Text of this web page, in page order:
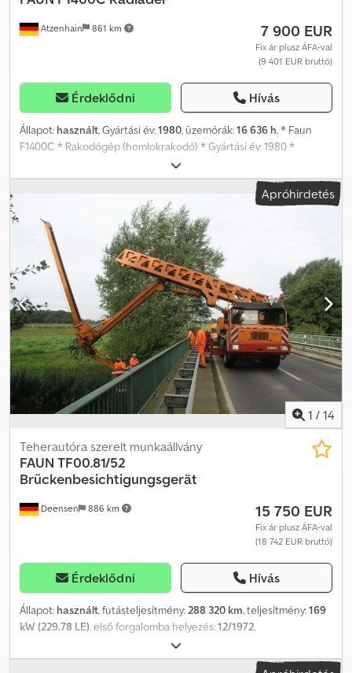
Atzenhain 861 km 7 900 EUR
Fix ár plusz ÁFA-val
(9 401 EUR bruttó)
Érdeklődni Hívás
Állapot: használt, Gyártási év:1980, üzemórák:16 636 h, * Faun
F1400C * Rakodógép (homlokrakodó) * Gyártási év: 1980 *
Üzemóra: 16 636 * Teljes szélesség: 2 600 mm, magasság: 3 400
mm, hosszúság: 7 500 mm * Gumik: nagyon jó állapotban * Azonnal
elérhető * Az adatok pontatlanságáért felelősséget nem vállalunk.
Kérdése van? Forduljon hozzánk gyors tanácsadásért, akár
közvetlenül WhatsApp-on is elérhetők vagyunk! Szolgáltatásaink:
Nettó értékesítés EU-s cégek részére érvényes EU-s adószám
(VAT szám) esetén, illetve harmadik országbeli ügyfeleknek. Lízing
és finanszírozási lehetőségek. Minden vámügyintézés. Ideiglenes
(rövid távú) és exportrendszámok ügyintézése. Szállítás kikötőbe.
Dodpfx Ahsi Tt A So Rjck Az apróhirdetésben szereplő árak bruttó
árak, melyek tartalmazzák a törvényben előírt 19%-os áfát.
Apróhirdetés
1 / 14
Deensen 886 km
Teherautóra szerelt munkaállvány
FAUN TF00.81/52
Brückenbesichtigungsgerät
15 750 EUR
Fix ár plusz ÁFA-val
(18 742 EUR bruttó)
Érdeklődni Hívás
Állapot: használt, futásteljesítmény:288 320 km, teljesítmény:169
kW (229,78 LE), első forgalomba helyezés:12/1972,
, össztömeg:
3 tengely, szín:narancssárga, hajtástípus:mechanikai, teljes